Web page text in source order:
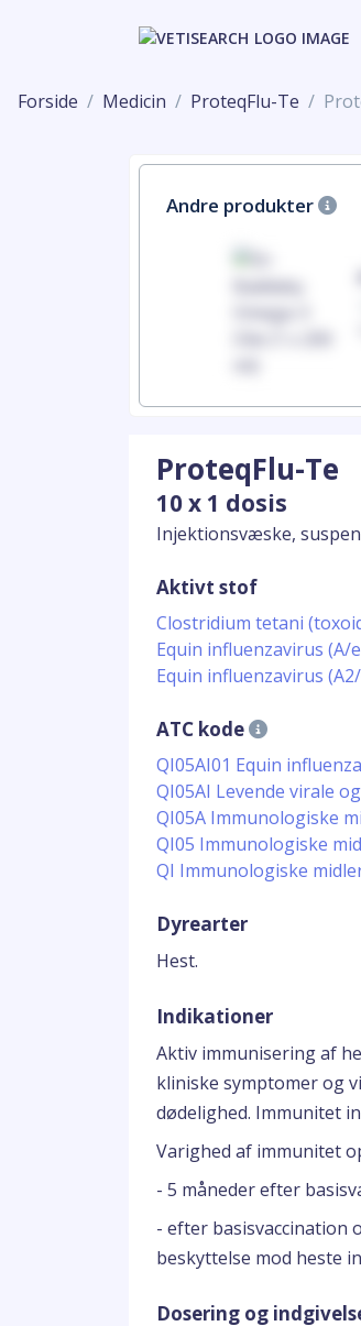
Forside Medicin ProteqFlu-Te
Andre produkter
ProteqFlu-Te
10 x 1 dosis
Injektionsvæske,
Aktivt stof
Clostridium tetani
Equin influenzavirus (A/
Equin influenzavirus
ATC kode
QI05AI01 Equin
QI05AI Levende virale
QI05A Immunologiske
QI05 Immunologiske
QI Immunologiske
Dyrearter
Hest.
Indikationer
Aktiv immunisering af
kliniske symptomer og
dødelighed. Immunitet
Varighed af immunitet
- 5 måneder efter
- efter basisvaccination
beskyttelse mod heste
Dosering og